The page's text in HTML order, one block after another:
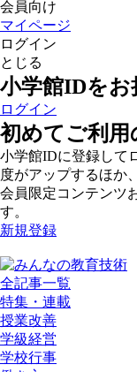
会員向け
マイページ
ログイン
とじる
小学館IDをお
ログイン
初めてご利用
小学館IDに登録して
度がアップするほか、
会員限定コンテンツ
す。
新規登録
全記事一覧
特集・連載
授業改善
学級経営
学校行事